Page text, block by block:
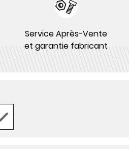
Service Après-Vente
et garantie fabricant